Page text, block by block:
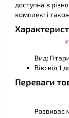
доступна в
комплекті
Вид:
Вік: від 1
Переваги
Розвиває
❤
❤